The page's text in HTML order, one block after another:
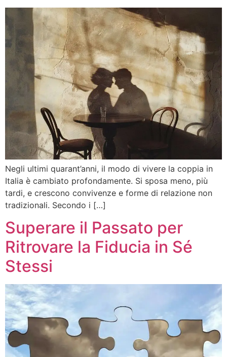
Negli ultimi quarant’anni, il modo di vivere la coppia in
Italia è cambiato profondamente. Si sposa meno, più
tardi, e crescono convivenze e forme di relazione non
tradizionali. Secondo i […]
Superare il Passato per
Ritrovare la Fiducia in Sé
Stessi